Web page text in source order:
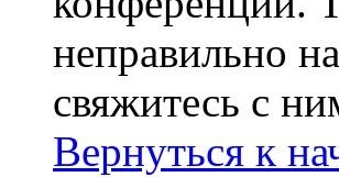
неправильно
свяжитесь с
Вернуться к